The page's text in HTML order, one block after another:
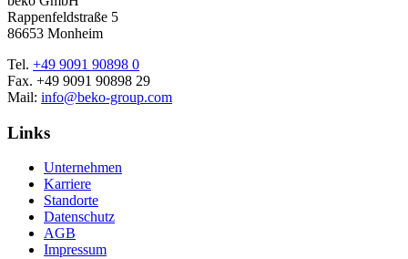
Rappenfeldstraße 5
86653 Monheim
Tel. +49 9091 90898 0
Fax. +49 9091 90898 29
Mail: info@beko-group.com
Links
Unternehmen
Karriere
Standorte
Datenschutz
AGB
Impressum